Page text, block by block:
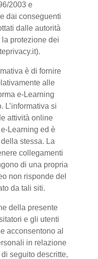
2003 e
dai conseguenti
dalle autorità
protezione dei
è di fornire
alle
e-Learning
L’informativa si
attività online
Learning ed è
stessa. La
collegamenti
di una propria
non risponde del
da tali siti.
della presente
e gli utenti
acconsentono al
in relazione
seguito descritte,